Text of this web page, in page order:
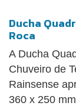
Ducha
Roca
A Ducha
Chuveiro de
Rainsense
360 x 250